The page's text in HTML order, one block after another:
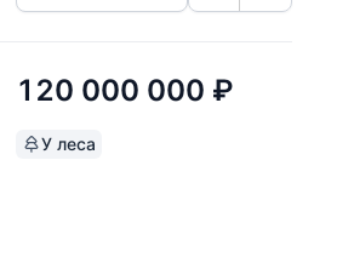
120 000 000 ₽
У леса